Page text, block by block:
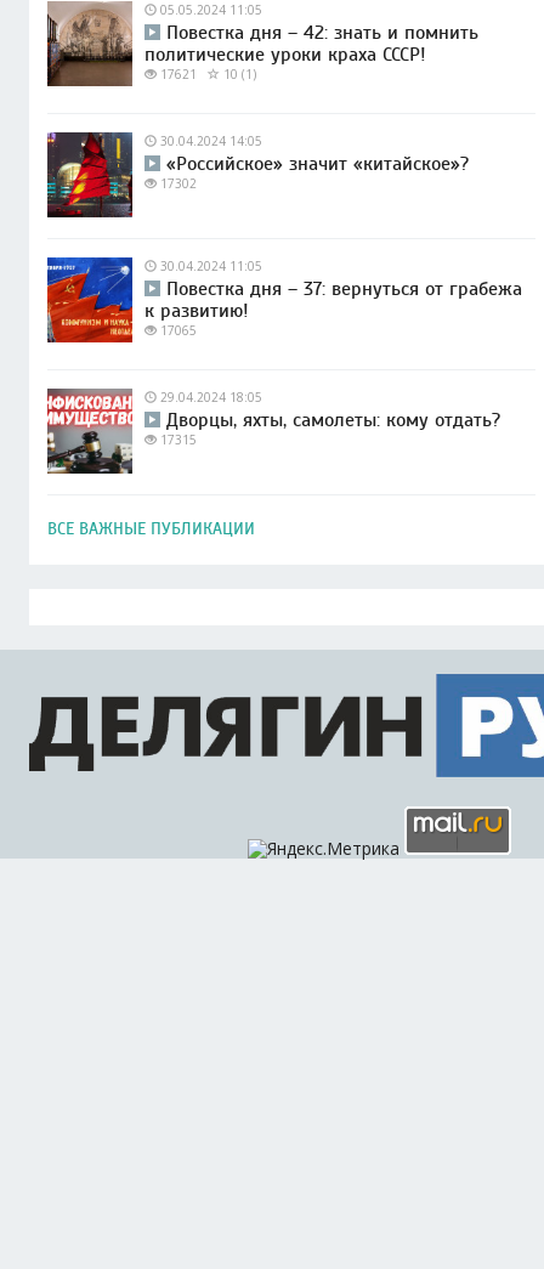
05.05.2024 11:05
Повестка дня – 42: знать и помнить
политические уроки краха СССР!
17621 10 (1)
30.04.2024 14:05
«Российское» значит «китайское»?
17302
30.04.2024 11:05
Повестка дня – 37: вернуться от грабежа
к развитию!
17065
29.04.2024 18:05
Дворцы, яхты, самолеты: кому отдать?
17315
ВСЕ ВАЖНЫЕ ПУБЛИКАЦИИ